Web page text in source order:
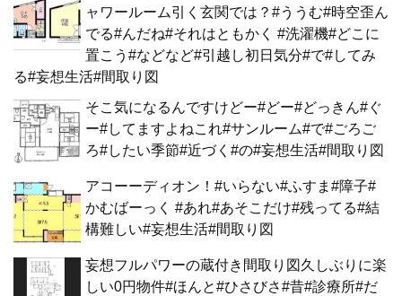
ャワールーム引く玄関では？#ううむ#時空歪ん
でる#んだね#それはともかく #洗濯機#どこに
置こう#などなど#引越し初日気分#で#してみ
る#妄想生活#間取り図
そこ気になるんですけどー#どー#どっきん#ぐ
ー#してますよねこれ#サンルーム#で#ごろご
ろ#したい季節#近づく#の#妄想生活#間取り図
アコーーディオン！#いらない#ふすま#障子#
かむばーっく #あれ#あそこだけ#残ってる#結
構難しい#妄想生活#間取り図
妄想フルパワーの蔵付き間取り図久しぶりに楽
しい0円物件#ほんと#ひさびさ#昔#診療所#だ